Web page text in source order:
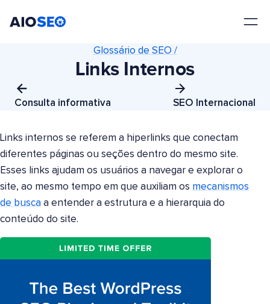
Consulta informativa
Glossário de SEO /
Links Internos
SEO Internacional
Links internos se referem a hiperlinks que conectam
diferentes páginas ou seções dentro do mesmo site.
Esses links ajudam os usuários a navegar e explorar o
site, ao mesmo tempo em que auxiliam os mecanismos
de busca a entender a estrutura e a hierarquia do
conteúdo do site.